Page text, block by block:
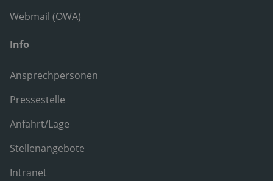
Webmail (OWA)
Info
Ansprechpersonen
Pressestelle
Anfahrt/Lage
Stellenangebote
Intranet